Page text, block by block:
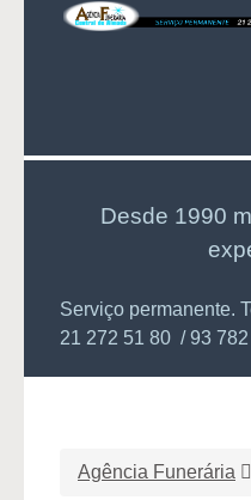
Desde 1990
Serviço permanente.
21 272 51 80 / 93
Agência Funerária